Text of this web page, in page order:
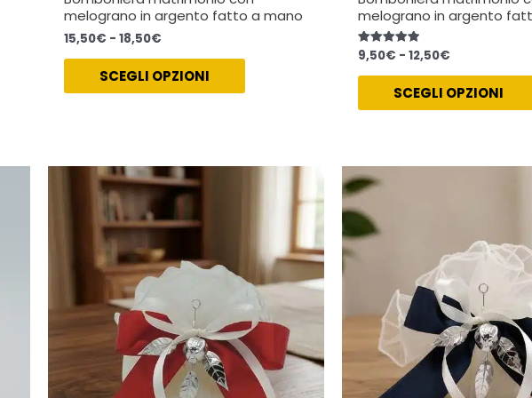
melograno in argento fatto a mano
15,50€ - 18,50€
SCEGLI OPZIONI
melograno in argento
Valutato
5.00
su 5
9,50€ - 12,50€
SCEGLI OPZIONI
Fascia
di
prezzo:
da
9,50€
a
11,50€
prodotto
varianti.
Le
opzioni
possono
essere
scelte
nella
a
13,50€